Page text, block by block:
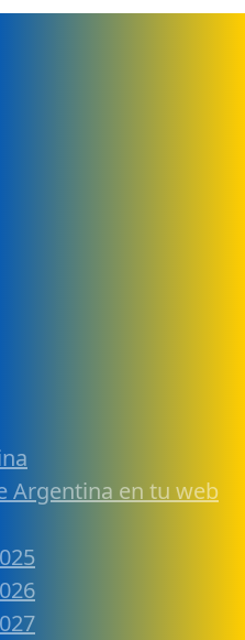
Argentina en tu web